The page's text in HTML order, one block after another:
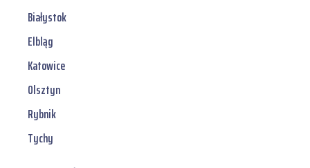
Białystok
Elbląg
Katowice
Olsztyn
Rybnik
Tychy